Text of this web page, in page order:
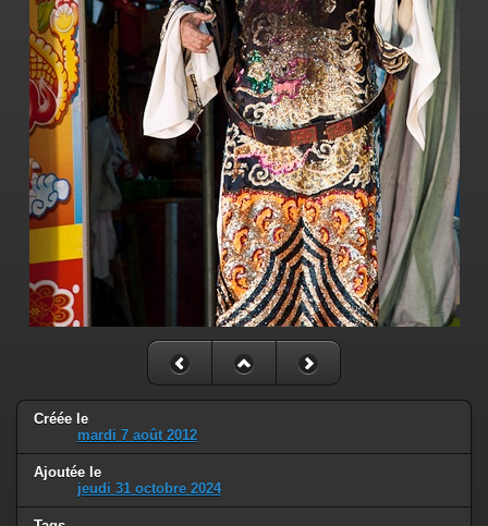
Créée le
mardi 7 août 2012
Ajoutée le
jeudi 31 octobre 2024